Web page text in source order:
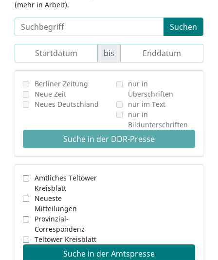
(mehr in Arbeit).
Suchen
bis
Berliner Zeitung
Neue Zeit
Neues Deutschland
nur in
Überschriften
nur im Text
nur in
Bildunterschriften
Suche in der DDR-Presse
Amtliches Teltower
Kreisblatt
Neueste
Mitteilungen
Provinzial-
Correspondenz
Teltower Kreisblatt
Suche in der Amtspresse